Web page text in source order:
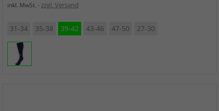
inkl. MwSt. zzgl. Versand
31-34 35-38 39-42 43-46 47-50 27-30